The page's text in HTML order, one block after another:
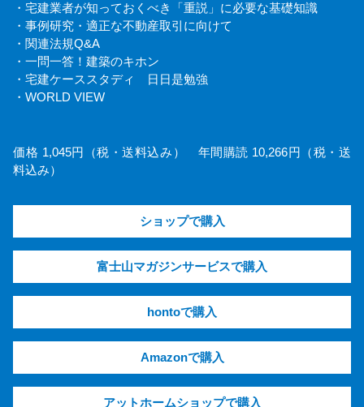
・宅建業者が知っておくべき「重説」に必要な基礎知識
・事例研究・適正な不動産取引に向けて
・関連法規Q&A
・一問一答！建築のキホン
・宅建ケーススタディ 日日是勉強
・WORLD VIEW
価格 1,045円（税・送料込み） 年間購読 10,266円（税・送
料込み）
ショップで購入
富士山マガジンサービスで購入
hontoで購入
Amazonで購入
アットホームショップで購入